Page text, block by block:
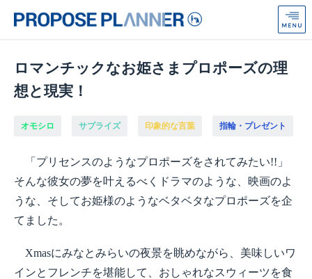
ロ
ズ
プ
ナ
Anniversaire
ロマンチックなお姫さまプロポーズの理
想と現実！
オモシロ サプライズ 印象的な言葉 指輪・プレゼント
「プリセンスのようなプロポーズをされてみたい!!」
そんな彼女の夢を叶えるべくドラマのような、映画のよ
うな、そしてお姫様のようなベタベタなプロポーズを企
てました。
Xmasにみなとみらいの夜景を眺めながら、美味しいワ
インとフレンチを堪能して、おしゃれなスウィーツを食